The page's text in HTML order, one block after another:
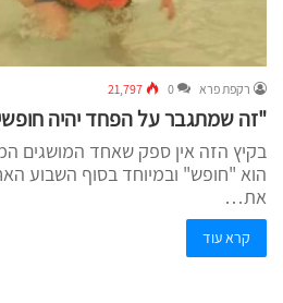
רקפת פרא 0
21,797
"זה שמתגבר על הפחד יהיה
בקיץ הזה אין ספק שאחד המושגים
הוא "חופש" ובמיוחד בסוף השבוע
את…
קרא עוד